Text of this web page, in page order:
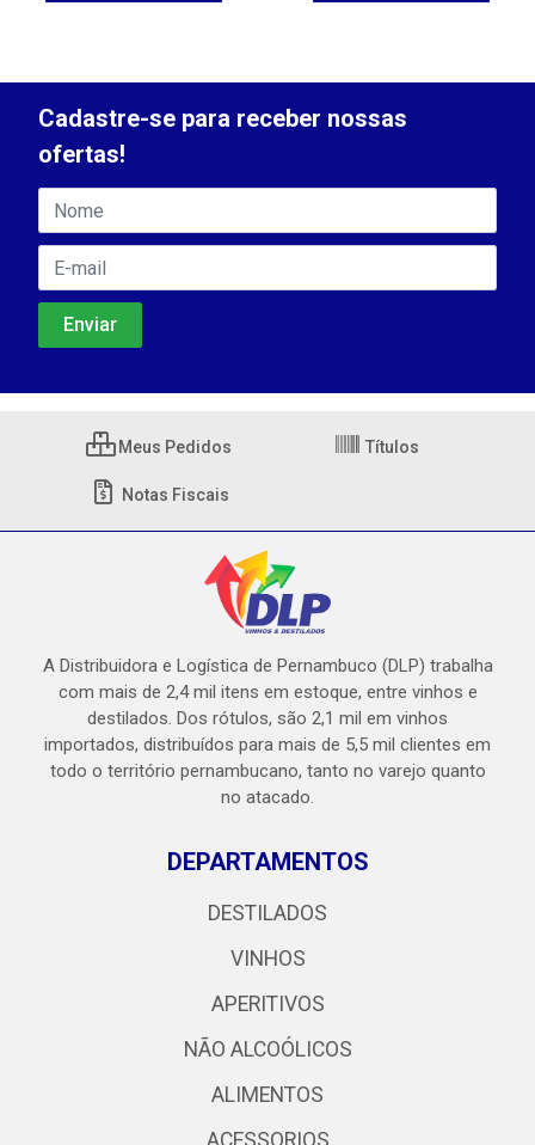
Cadastre-se para receber nossas
ofertas!
Meus Pedidos Títulos
Notas Fiscais
A Distribuidora e Logística de Pernambuco (DLP) trabalha
com mais de 2,4 mil itens em estoque, entre vinhos e
destilados. Dos rótulos, são 2,1 mil em vinhos
importados, distribuídos para mais de 5,5 mil clientes em
todo o território pernambucano, tanto no varejo quanto
no atacado.
DEPARTAMENTOS
DESTILADOS
VINHOS
APERITIVOS
NÃO ALCOÓLICOS
ALIMENTOS
ACESSORIOS